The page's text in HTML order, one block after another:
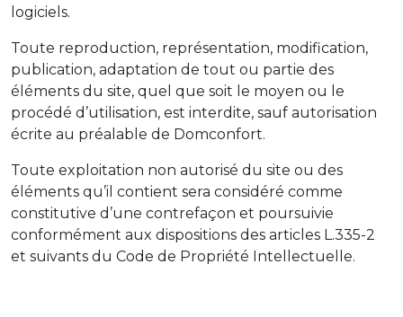
logiciels.
Toute reproduction, représentation, modification,
publication, adaptation de tout ou partie des
éléments du site, quel que soit le moyen ou le
procédé d’utilisation, est interdite, sauf autorisation
écrite au préalable de Domconfort.
Toute exploitation non autorisé du site ou des
éléments qu’il contient sera considéré comme
constitutive d’une contrefaçon et poursuivie
conformément aux dispositions des articles L.335-2
et suivants du Code de Propriété Intellectuelle.